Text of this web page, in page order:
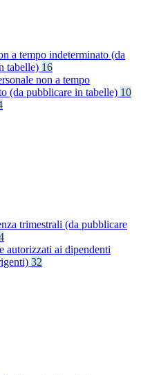
a tempo indeterminato (da
tabelle) 16
non a tempo
(da pubblicare in tabelle) 10
trimestrali (da pubblicare
autorizzati ai dipendenti
32